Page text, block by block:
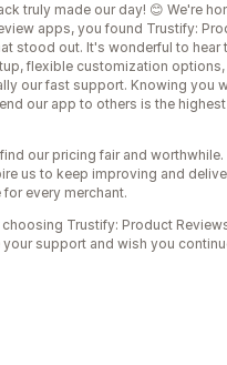
truly made our day! 😊 We're
apps, you found Trustify:
stood out. It's wonderful to hear
flexible customization options,
our fast support. Knowing you
our app to others is the
our pricing fair and worthwhile.
us to keep improving and
every merchant.
Trustify: Product
support and wish you